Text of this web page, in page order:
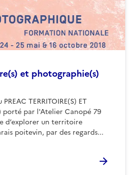
et photographie(s)
TERRITOIRE(S) ET
porté par l'Atelier Canopé 79
d’explorer un territoire
poitevin, par des regards...